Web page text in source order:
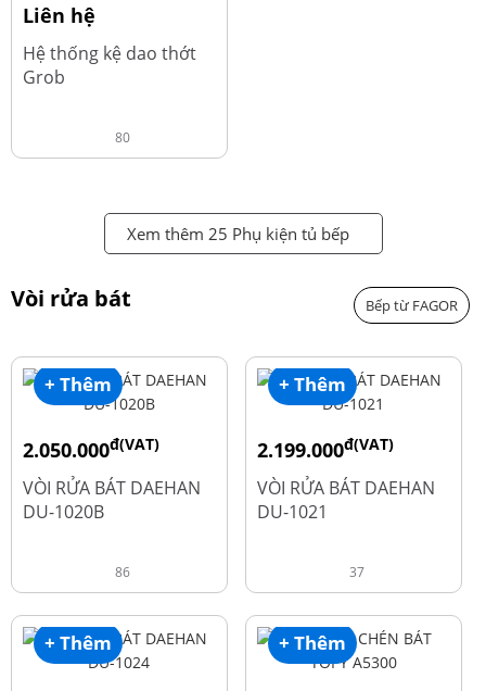
Liên hệ
Hệ thống kệ dao thớt
Grob
80
Xem thêm 25 Phụ kiện tủ bếp
Vòi rửa bát Bếp từ FAGOR
+ Thêm
2.050.000đ(VAT)
2.600.000
VÒI RỬA BÁT DAEHAN
DU-1020B
86
+ Thêm
2.199.000đ(VAT)
2.900.000
VÒI RỬA BÁT DAEHAN
DU-1021
37
+ Thêm + Thêm